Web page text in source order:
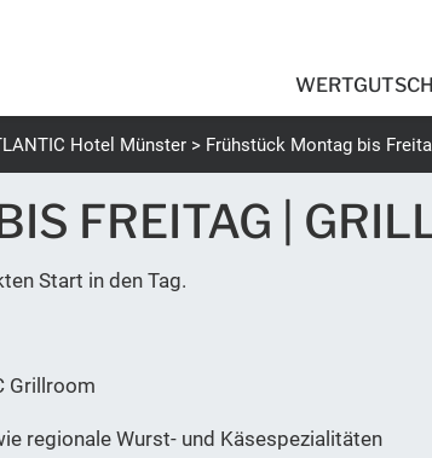
Hotel Münster Frühstück Montag bis
FREITAG |
Start in den Tag.
Grillroom
regionale Wurst- und Käsespezialitäten